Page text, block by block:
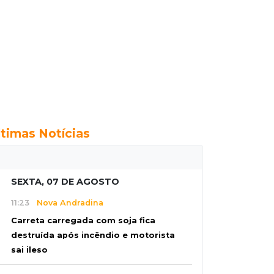
Notícias
SEXTA, 07 DE AGOSTO
11:23 Nova Andradina
Carreta carregada com soja fica
destruída após incêndio e motorista
sai ileso